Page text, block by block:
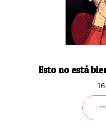
Esto no está